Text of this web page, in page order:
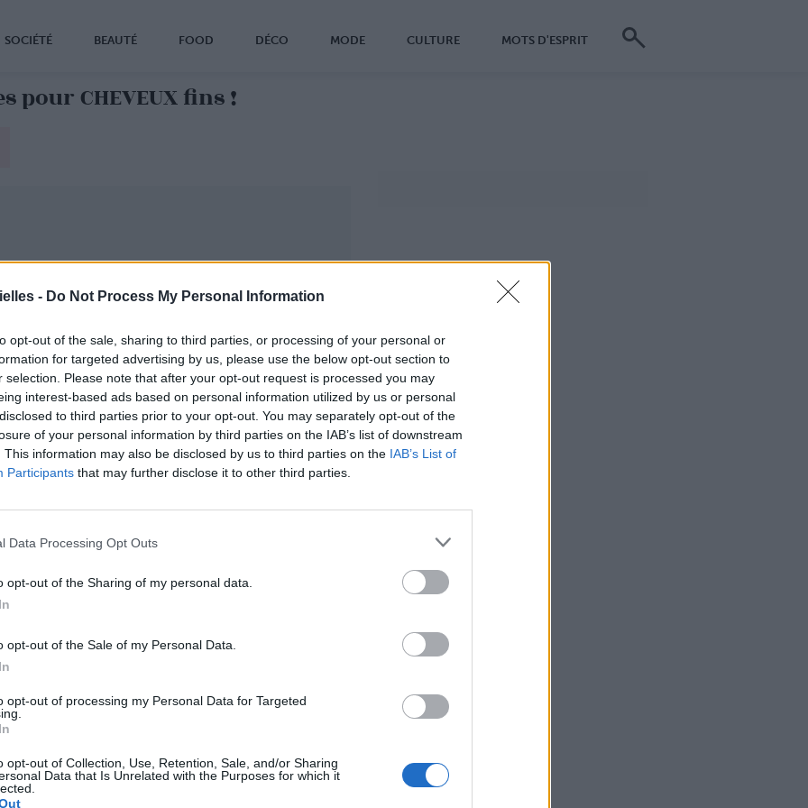
- Do Not Process My Personal Information
opt-out of the sale, sharing to third parties, or processing of your personal or
for targeted advertising by us, please use the below opt-out section to
selection. Please note that after your opt-out request is processed you may
interest-based ads based on personal information utilized by us or personal
to third parties prior to your opt-out. You may separately opt-out of the
of your personal information by third parties on the IAB’s list of downstream
This information may also be disclosed by us to third parties on the IAB’s List of
Participants that may further disclose it to other third parties.
Data Processing Opt Outs
opt-out of the Sharing of my personal data.
opt-out of the Sale of my Personal Data.
opt-out of processing my Personal Data for Targeted
opt-out of Collection, Use, Retention, Sale, and/or Sharing
Data that Is Unrelated with the Purposes for which it
SOCIÉTÉ BEAUTÉ FOOD DÉCO MODE CULTURE MOTS D'ESPRIT
pour CHEVEUX fins !
coiffeur de ne couper que nos 5 centimètres de
fins, c'est un peu comme du chocolat en
de temps à perdre à se coiffer le matin ! Le carré
et votre temps de sommeil qui ne sera que
vos doigts dedans rapido pour être belle !